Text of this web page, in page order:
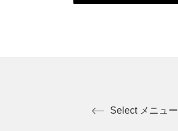
Select メニュー